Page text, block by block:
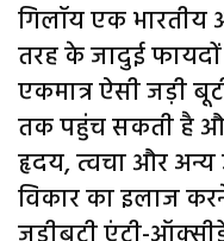
गिलॉय एक
तरह के जादुई
एकमात्र ऐसी जड़ी
तक पहुंच सकती है और
हृदय, त्वचा और अन्य
विकार का इलाज